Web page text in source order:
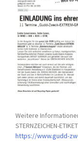
Weitere
STERNZEICHEN-
https://www.gudd-